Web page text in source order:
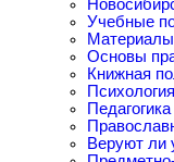
Учебные
Основы
Книжная
Психология
Педагогика
Веруют ли